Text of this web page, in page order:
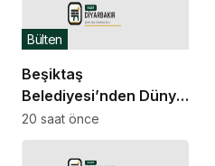
Beşiktaş
Belediyesi’nden Dünya
Kediler Günü’ne özel
“Kedi Müzesi” etkinliği
Bülten
20 saat önce